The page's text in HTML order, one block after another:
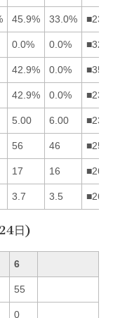
45.9% 33.0%
0.0% 0.0%
42.9% 0.0%
42.9% 0.0%
5.00 6.00
56 46
17 16
3.7 3.5
日)
6
55
0